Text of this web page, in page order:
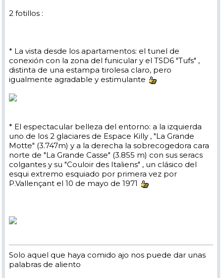
2 fotillos :
* La vista desde los apartamentos: el tunel de
conexión con la zona del funicular y el TSD6 "Tufs" ,
distinta de una estampa tirolesa claro, pero
igualmente agradable y estimulante
* El espectacular belleza del entorno: a la izquierda
uno de los 2 glaciares de Espace Killy , "La Grande
Motte" (3.747m) y a la derecha la sobrecogedora cara
norte de "La Grande Casse" (3.855 m) con sus seracs
colgantes y su "Couloir des Italiens" , un clásico del
esqui extremo esquiado por primera vez por
P.Vallençant el 10 de mayo de 1971
Solo aquel que haya comido ajo nos puede dar unas
palabras de aliento